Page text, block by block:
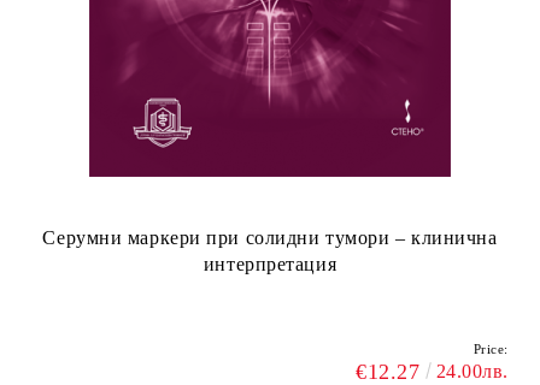
Cерумни маркери при солидни тумори – клинична
интерпретация
Price:
€12.27 24.00лв.